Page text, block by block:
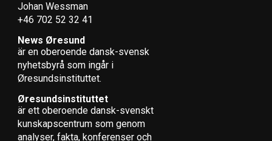
Johan Wessman
+46 702 52 32 41
News Øresund
är en oberoende dansk-svensk
nyhets­byrå som ingår i
Øresundsinstituttet.
Øresundsinstituttet
är ett oberoende dansk-svenskt
kunskapscentrum som genom
analyser, fakta, konferenser och